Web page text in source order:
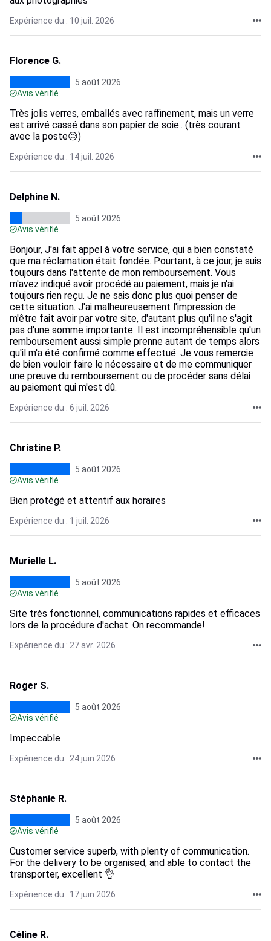
Expérience du : 10 juil. 2026
Florence G.
5 août 2026
Avis vérifié
Très jolis verres, emballés avec raffinement, mais un verre
est arrivé cassé dans son papier de soie.. (très courant
avec la poste😥)
Expérience du : 14 juil. 2026
Delphine N.
5 août 2026
Avis vérifié
Bonjour, J'ai fait appel à votre service, qui a bien constaté
que ma réclamation était fondée. Pourtant, à ce jour, je suis
toujours dans l'attente de mon remboursement. Vous
m'avez indiqué avoir procédé au paiement, mais je n'ai
toujours rien reçu. Je ne sais donc plus quoi penser de
cette situation. J'ai malheureusement l'impression de
m'être fait avoir par votre site, d'autant plus qu'il ne s'agit
pas d'une somme importante. Il est incompréhensible qu'un
remboursement aussi simple prenne autant de temps alors
qu'il m'a été confirmé comme effectué. Je vous remercie
de bien vouloir faire le nécessaire et de me communiquer
une preuve du remboursement ou de procéder sans délai
au paiement qui m'est dû.
Expérience du : 6 juil. 2026
Christine P.
5 août 2026
Avis vérifié
Bien protégé et attentif aux horaires
Expérience du : 1 juil. 2026
Murielle L.
5 août 2026
Avis vérifié
Site très fonctionnel, communications rapides et efficaces
lors de la procédure d'achat. On recommande!
Expérience du : 27 avr. 2026
Roger S.
5 août 2026
Avis vérifié
Impeccable
Expérience du : 24 juin 2026
Stéphanie R.
5 août 2026
Avis vérifié
Customer service superb, with plenty of communication.
For the delivery to be organised, and able to contact the
transporter, excellent 👌
Expérience du : 17 juin 2026
Céline R.